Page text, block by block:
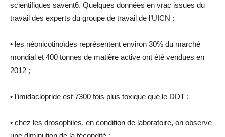
scientifiques savent6. Quelques données en vrac issues du
travail des experts du groupe de travail de l’UICN :
• les néonicotinoïdes représentent environ 30% du marché
mondial et 400 tonnes de matière active ont été vendues en
2012 ;
• l’imidaclopride est 7300 fois plus toxique que le DDT ;
• chez les drosophiles, en condition de laboratoire, on observe